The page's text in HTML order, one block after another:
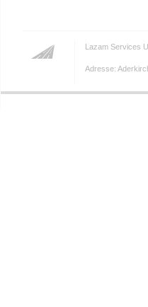
Lazam Services
Adresse: